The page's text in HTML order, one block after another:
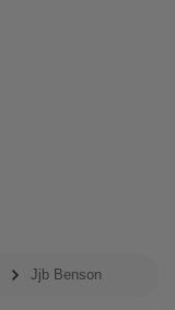
Jjb Benson